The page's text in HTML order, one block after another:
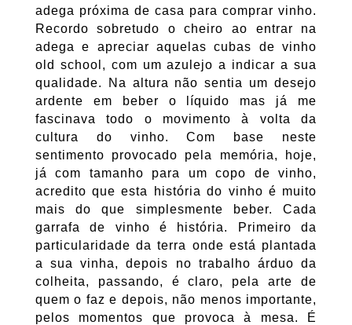
adega próxima de casa para comprar vinho.
Recordo sobretudo o cheiro ao entrar na
adega e apreciar aquelas cubas de vinho
old school, com um azulejo a indicar a sua
qualidade. Na altura não sentia um desejo
ardente em beber o líquido mas já me
fascinava todo o movimento à volta da
cultura do vinho. Com base neste
sentimento provocado pela memória, hoje,
já com tamanho para um copo de vinho,
acredito que esta história do vinho é muito
mais do que simplesmente beber. Cada
garrafa de vinho é história. Primeiro da
particularidade da terra onde está plantada
a sua vinha, depois no trabalho árduo da
colheita, passando, é claro, pela arte de
quem o faz e depois, não menos importante,
pelos momentos que provoca à mesa. É